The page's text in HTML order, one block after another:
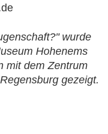
wurde
Hohenems
mit dem Zentrum
gezeigt.